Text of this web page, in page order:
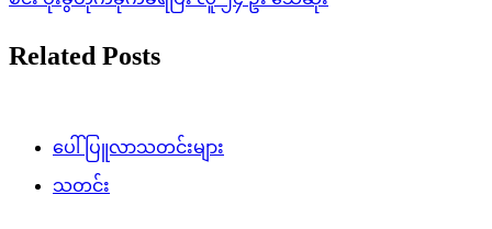
Related Posts
ပေါ်ပြူလာသတင်းများ
သတင်း